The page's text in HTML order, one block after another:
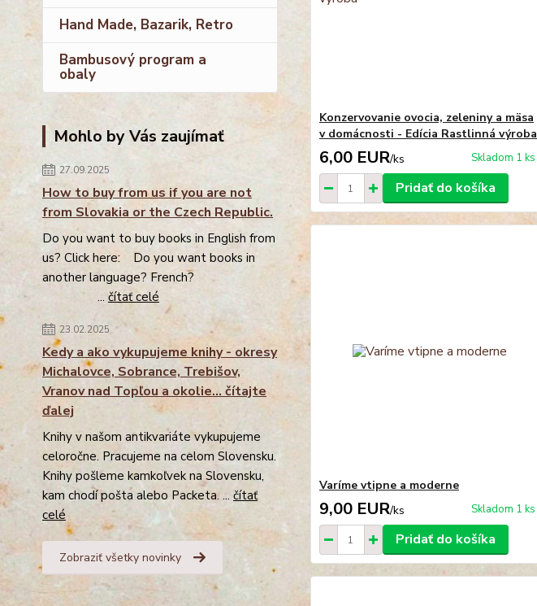
Hand Made, Bazarik, Retro
Bambusový program a
obaly
Mohlo by Vás zaujímať
27.09.2025
How to buy from us if you are not
from Slovakia or the Czech Republic.
Do you want to buy books in English from
us? Click here: Do you want books in
another language? French?
... čítať celé
23.02.2025
Kedy a ako vykupujeme knihy - okresy
Michalovce, Sobrance, Trebišov,
Vranov nad Topľou a okolie... čítajte
ďalej
Knihy v našom antikvariáte vykupujeme
celoročne. Pracujeme na celom Slovensku.
Knihy pošleme kamkoľvek na Slovensku,
kam chodí pošta alebo Packeta. ... čítať
celé
Zobraziť všetky novinky
Konzervovanie ovocia, zeleniny a mäsa
v domácnosti - Edícia Rastlinná výroba
6,00 EUR/ks Skladom 1 ks
Pridať do košíka
Varíme vtipne a moderne
9,00 EUR/ks Skladom 1 ks
Pridať do košíka